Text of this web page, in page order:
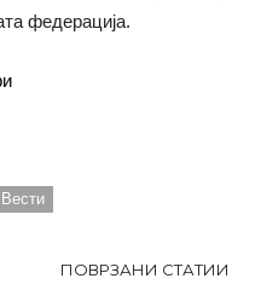
федерација.
ПОВРЗАНИ СТАТИИ